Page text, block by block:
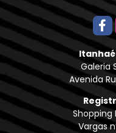
Galeria
Avenida
Shopping
Vargas